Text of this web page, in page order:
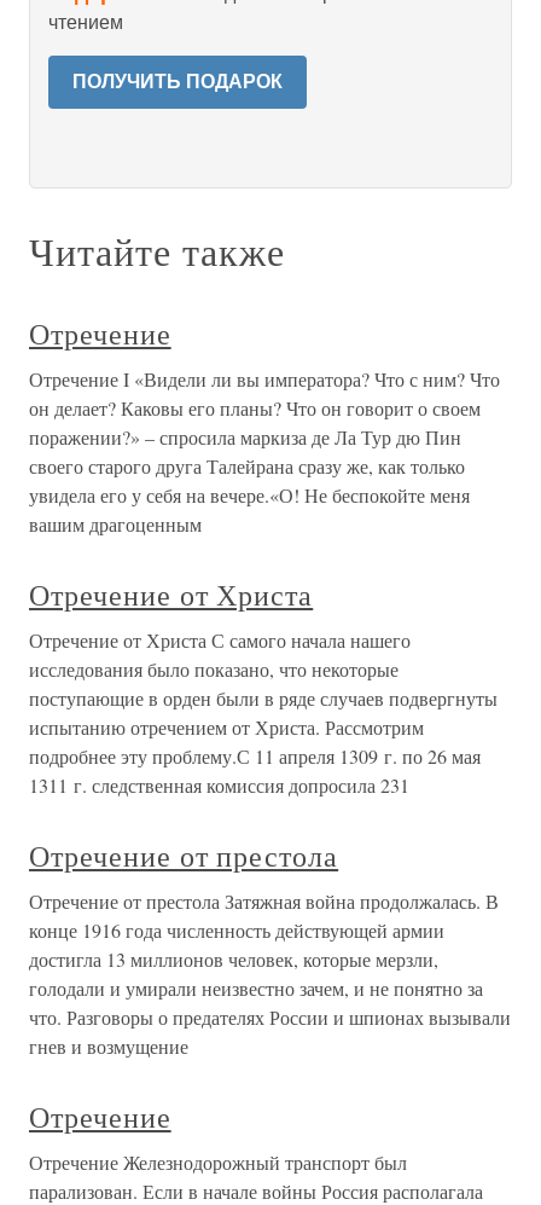
чтением
ПОЛУЧИТЬ ПОДАРОК
Читайте также
Отречение
Отречение I «Видели ли вы императора? Что с ним? Что
он делает? Каковы его планы? Что он говорит о своем
поражении?» – спросила маркиза де Ла Тур дю Пин
своего старого друга Талейрана сразу же, как только
увидела его у себя на вечере.«О! Не беспокойте меня
вашим драгоценным
Отречение от Христа
Отречение от Христа С самого начала нашего
исследования было показано, что некоторые
поступающие в орден были в ряде случаев подвергнуты
испытанию отречением от Христа. Рассмотрим
подробнее эту проблему.С 11 апреля 1309 г. по 26 мая
1311 г. следственная комиссия допросила 231
Отречение от престола
Отречение от престола Затяжная война продолжалась. В
конце 1916 года численность действующей армии
достигла 13 миллионов человек, которые мерзли,
голодали и умирали неизвестно зачем, и не понятно за
что. Разговоры о предателях России и шпионах вызывали
гнев и возмущение
Отречение
Отречение Железнодорожный транспорт был
парализован. Если в начале войны Россия располагала